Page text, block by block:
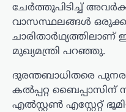
ചേർത്തുപിടിച്ച്
വാസസ്ഥലങ്ങൾ
മുഖ്യമന്ത്രി പറഞ്ഞു.
ദുരന്തബാധിതരെ
കൽപ്പറ്റ ബൈപ്പാസിന്
എൽസ്റ്റൺ എസ്റ്റേറ്റ്